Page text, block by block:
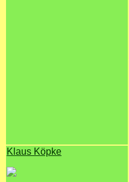
Klaus Köpke